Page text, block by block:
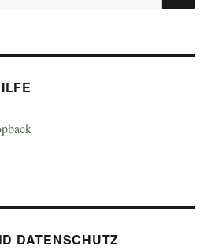
DATENSCHUTZ